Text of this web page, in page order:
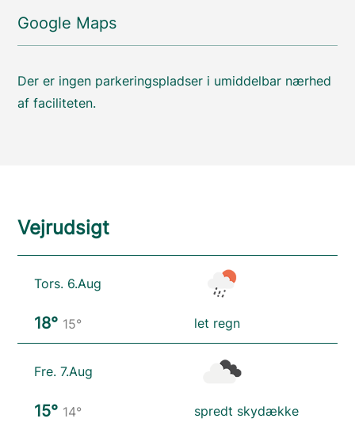
Google Maps
Der er ingen parkeringspladser i umiddelbar nærhed
af faciliteten.
Vejrudsigt
Tors. 6.Aug
18° 15° let regn
Fre. 7.Aug
15° 14° spredt skydække